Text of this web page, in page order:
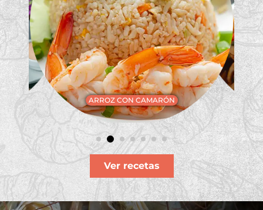
ARROZ CON CAMARÓN
Ver recetas